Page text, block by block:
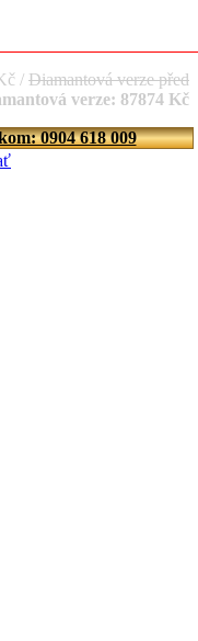
/ Diamantová verze před
verze: 87874 Kč
0904 618 009